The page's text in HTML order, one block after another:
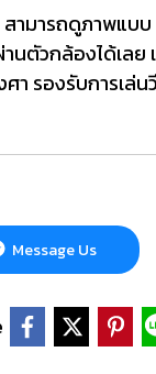
ามารถดูภาพแบ
ตัวกล้องได้เลย
า รองรับการเล่
Message Us